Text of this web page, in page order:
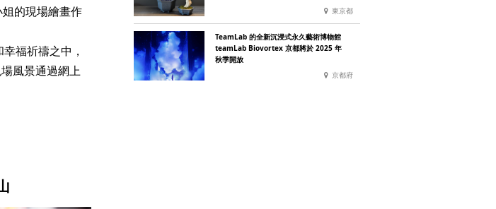
的現場繪畫作
福祈禱之中，
風景通過網上
東京都
TeamLab 的全新沉浸式永久藝術博物館
teamLab Biovortex 京都將於 2025 年
秋季開放
京都府